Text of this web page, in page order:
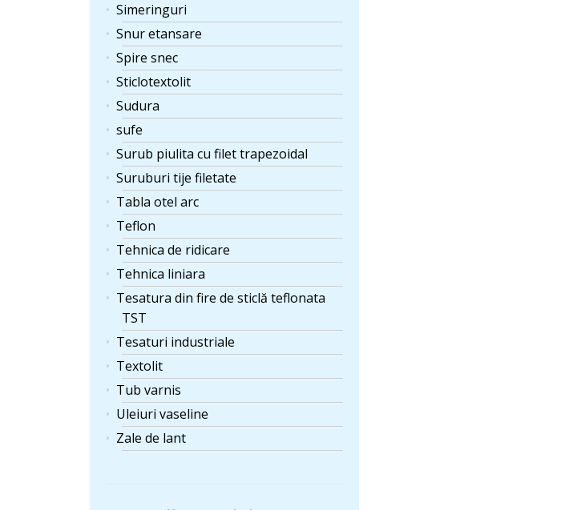
Simeringuri
Snur etansare
Spire snec
Sticlotextolit
Sudura
sufe
Surub piulita cu filet trapezoidal
Suruburi tije filetate
Tabla otel arc
Teflon
Tehnica de ridicare
Tehnica liniara
Tesatura din fire de sticlă teflonata
TST
Tesaturi industriale
Textolit
Tub varnis
Uleiuri vaseline
Zale de lant